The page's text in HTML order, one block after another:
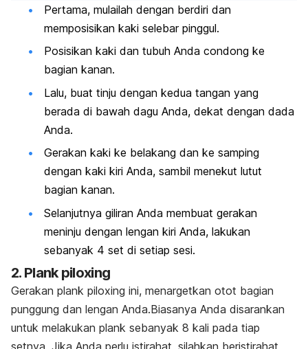
Pertama, mulailah dengan berdiri dan
memposisikan kaki selebar pinggul.
Posisikan kaki dan tubuh Anda condong ke
bagian kanan.
Lalu, buat tinju dengan kedua tangan yang
berada di bawah dagu Anda, dekat dengan dada
Anda.
Gerakan kaki ke belakang dan ke samping
dengan kaki kiri Anda, sambil menekut lutut
bagian kanan.
Selanjutnya giliran Anda membuat gerakan
meninju dengan lengan kiri Anda, lakukan
sebanyak 4 set di setiap sesi.
2. Plank piloxing
Gerakan plank piloxing ini, menargetkan otot bagian
punggung dan lengan Anda.Biasanya Anda disarankan
untuk melakukan plank sebanyak 8 kali pada tiap
setnya. Jika Anda perlu istirahat, silahkan beristirahat